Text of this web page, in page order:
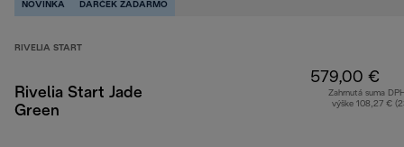
NOVINKA DARČEK ZADARMO
RIVELIA START
Rivelia Start Jade
Green
579,00 €
Zahrnutá suma
výške 108,27 €